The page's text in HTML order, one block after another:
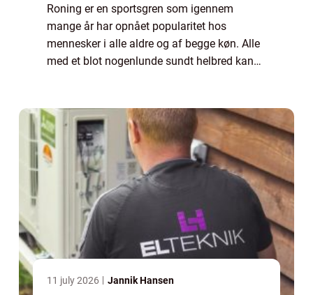
Roning er en sportsgren som igennem
mange år har opnået popularitet hos
mennesker i alle aldre og af begge køn. Alle
med et blot nogenlunde sundt helbred kan
kroppen. ...
11 july 2026 Jannik Hansen